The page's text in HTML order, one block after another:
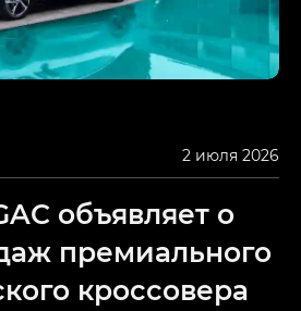
2 июля 2026
объявляет о
премиального
кроссовера